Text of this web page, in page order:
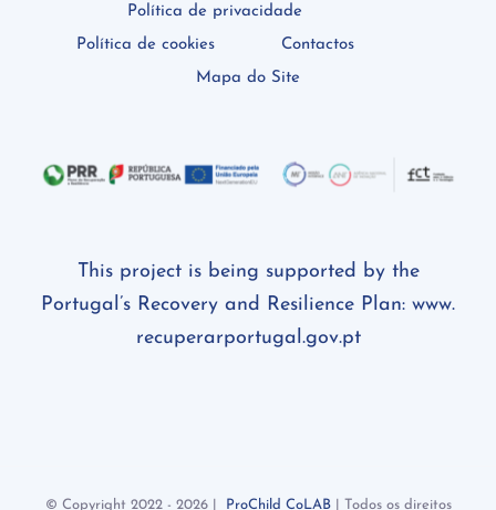
Política de privacidade
Política de cookies
Contactos
Mapa do Site
This project is being supported by the
Portugal’s Recovery and Resilience Plan: www.
recuperarportugal.gov.pt
© Copyright 2022 - 2026 | ProChild CoLAB| Todos os direitos